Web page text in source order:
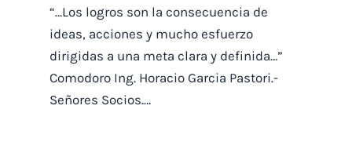
“…Los logros son la consecuencia de
ideas, acciones y mucho esfuerzo
dirigidas a una meta clara y definida…”
Comodoro Ing. Horacio Garcia Pastori.-
Señores Socios.…